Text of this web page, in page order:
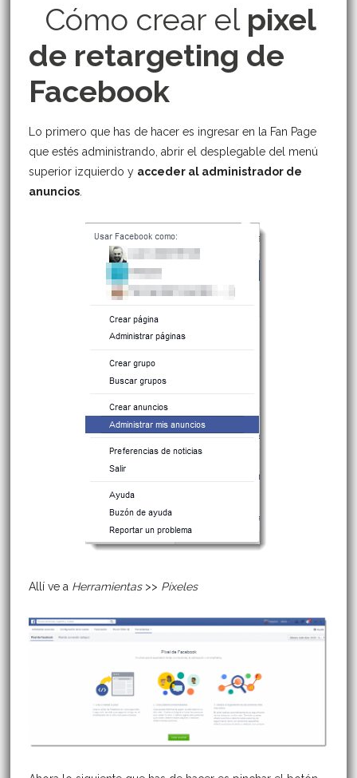
Cómo crear el pixel
de retargeting de
Facebook
Lo primero que has de hacer es ingresar en la Fan Page
que estés administrando, abrir el desplegable del menú
superior izquierdo y acceder al administrador de
anuncios.
Allí ve a Herramientas>> Píxeles